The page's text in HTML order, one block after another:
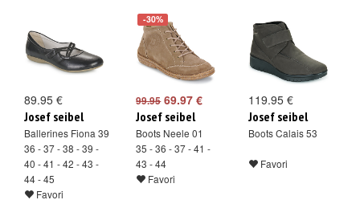
89.95 €
Josef seibel
Ballerines Fiona 39
36 - 37 - 38 - 39 -
40 - 41 - 42 - 43 -
44 - 45
Favori
-30%
99.9569.97 €
Josef seibel
Boots Neele 01
35 - 36 - 37 - 41 -
43 - 44
Favori
119.95 €
Josef seibel
Boots Calais 53
Favori